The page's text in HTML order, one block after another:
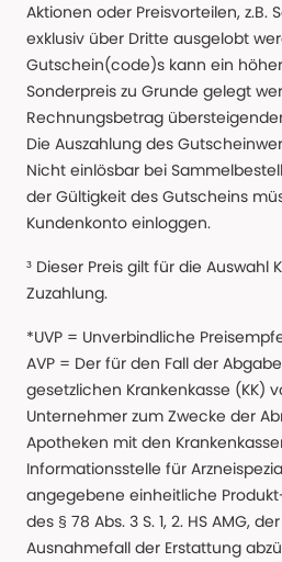
Aktionen oder Preisvorteilen, z.B.
exklusiv über Dritte ausgelobt
Gutschein(code)s kann ein
Sonderpreis zu Grunde gelegt
Rechnungsbetrag
Die Auszahlung des
Nicht einlösbar bei
der Gültigkeit des Gutscheins
Kundenkonto einloggen.
³ Dieser Preis gilt für die Auswahl
Zuzahlung.
*UVP = Unverbindliche
AVP = Der für den Fall der
gesetzlichen Krankenkasse (KK)
Unternehmer zum Zwecke der
Apotheken mit den
Informationsstelle für
angegebene einheitliche
des § 78 Abs. 3 S. 1, 2. HS AMG,
Ausnahmefall der Erstattung